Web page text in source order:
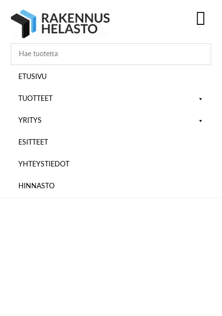
pääsisältöön
ensisijaiseen
alatunnisteeseen
ETUSIVU
TUOTTEET
YRITYS
ESITTEET
YHTEYSTIEDOT
HINNASTO